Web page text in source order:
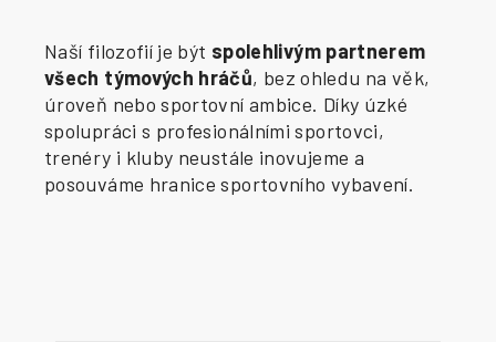
Naší filozofií je být spolehlivým partnerem
všech týmových hráčů, bez ohledu na věk,
úroveň nebo sportovní ambice. Díky úzké
spolupráci s profesionálními sportovci,
trenéry i kluby neustále inovujeme a
posouváme hranice sportovního vybavení.